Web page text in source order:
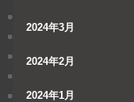
2024年3月
2024年2月
2024年1月